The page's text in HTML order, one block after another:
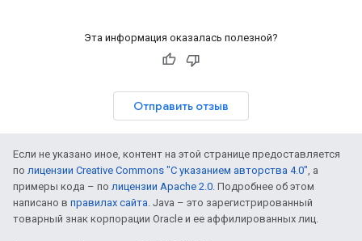
Эта информация оказалась полезной?
Отправить отзыв
Если не указано иное, контент на этой странице предоставляется
по лицензии Creative Commons "С указанием авторства 4.0", а
примеры кода – по лицензии Apache 2.0. Подробнее об этом
написано в правилах сайта. Java – это зарегистрированный
товарный знак корпорации Oracle и ее аффилированных лиц.